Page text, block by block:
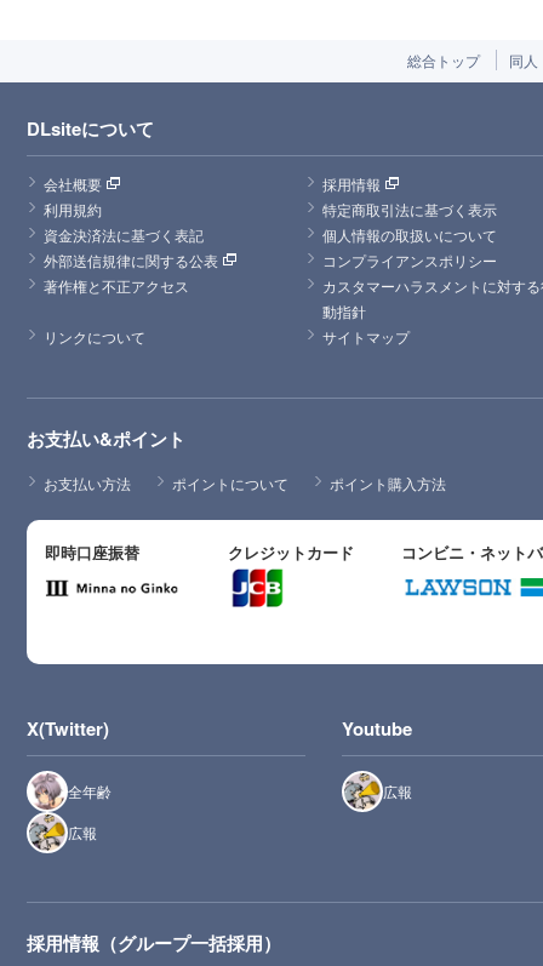
総合トップ 同人
DLsiteについて
会社概要
採用情報
利用規約
特定商取引法に基づく表示
資金決済法に基づく表記
個人情報の取扱いについて
外部送信規律に関する公表
コンプライアンスポリシー
著作権と不正アクセス
カスタマーハラスメントに対す
動指針
リンクについて
サイトマップ
お支払い&ポイント
お支払い方法 ポイントについて ポイント購入方法
即時口座振替 クレジットカード コンビニ・ネット
X(Twitter)
全年齢
広報
Youtube
広報
採用情報（グループ一括採用）